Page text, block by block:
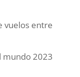
vuelos entre
mundo 2023